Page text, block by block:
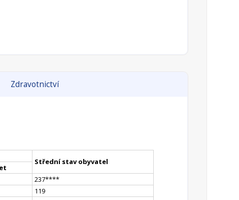
Zdravotnictví
Střední stav obyvatel
237****
119